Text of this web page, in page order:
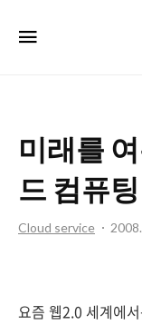
미래를
드 컴퓨팅
Cloud service
요즘 웹2.0 세계에